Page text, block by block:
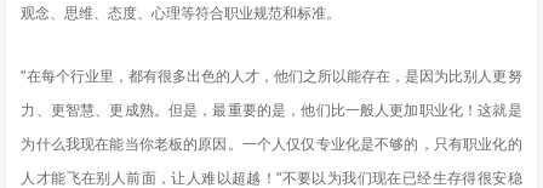
观念、思维、态度、心理等符合职业规范和标准。
"在每个行业里，都有很多出色的人才，他们之所以能存在，是因为比别人更努
力、更智慧、更成熟。但是，最重要的是，他们比一般人更加职业化！这就是
为什么我现在能当你老板的原因。一个人仅仅专业化是不够的，只有职业化的
人才能飞在别人前面，让人难以超越！"不要以为我们现在已经生存得很安稳